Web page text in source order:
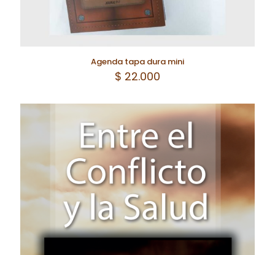
Agenda tapa dura mini
$ 22.000